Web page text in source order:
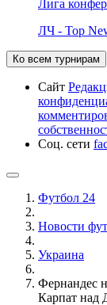
Лига
ЛЧ - Top
Ко всем турнирам
Сайт
Соц. сети
Футбол 24
Новости
Украина
Фернандес
Карпат над